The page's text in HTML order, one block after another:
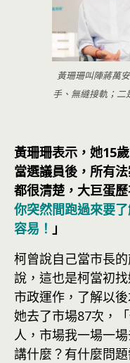
黃珊珊叫陣蔣萬
手、無縫接軌；二
黃珊珊表示，她15
當選議員後，所有
都很清楚，大巨蛋
你突然間跑過來要
容易！ 」
柯曾說自己當市長
說，這也是柯當初
市政運作，了解以
她去了市場87次，
人，市場我一場一
講什麼？有什麼問